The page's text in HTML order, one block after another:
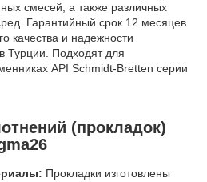
смесей, а также различных
Гарантийный срок 12 месяцев
качества и надежности
Турции. Подходят для
API Schmidt-Bretten серии
(прокладок)
Прокладки изготовлены